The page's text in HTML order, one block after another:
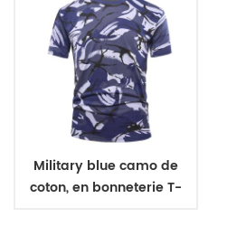
Military blue camo de
coton, en bonneterie T-